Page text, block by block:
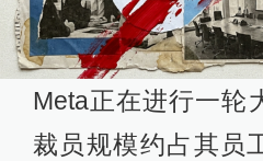
Meta正在进行一轮
裁员规模约占其员